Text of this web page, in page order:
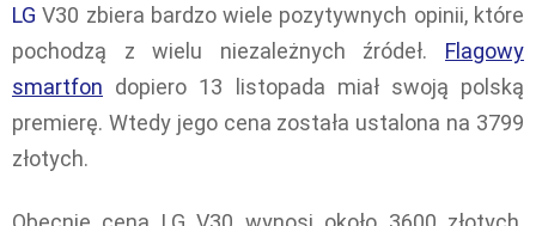
LG V30 zbiera bardzo wiele pozytywnych opinii, które
pochodzą z wielu niezależnych źródeł. Flagowy
smartfon dopiero 13 listopada miał swoją polską
premierę. Wtedy jego cena została ustalona na 3799
złotych.